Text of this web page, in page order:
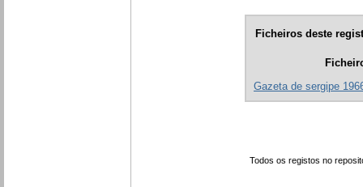
Ficheiros deste
Gazeta de sergipe
Todos os registos no